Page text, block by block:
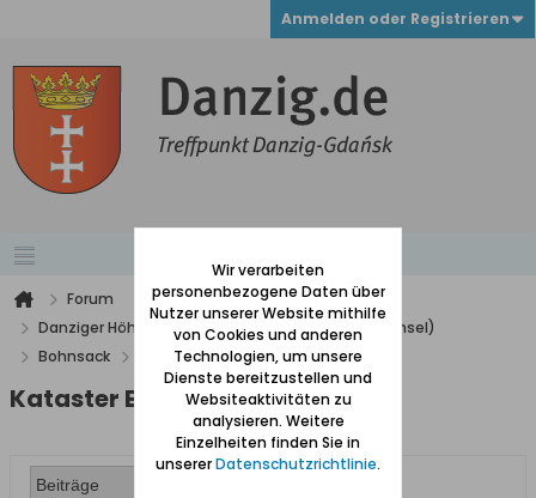
Anmelden oder Registrieren
Forum
Danziger Höhe und Niederung (westlich der Weichsel)
Bohnsack
Kataster Bohnsack/ Pasewark
Kataster Bohnsack/ Pasewark
Wir verarbeiten
personenbezogene Daten über
Nutzer unserer Website mithilfe
von Cookies und anderen
Technologien, um unsere
Dienste bereitzustellen und
Websiteaktivitäten zu
analysieren. Weitere
Einzelheiten finden Sie in
unsererDatenschutzrichtlinie.